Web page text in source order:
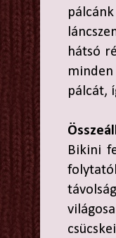
hátsó
pálcát,
Bikini